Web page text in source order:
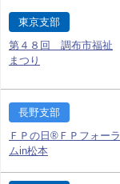
東京支部
第４８回 調布市福祉
まつり
長野支部
ＦＰの日®ＦＰフォーラ
ムin松本